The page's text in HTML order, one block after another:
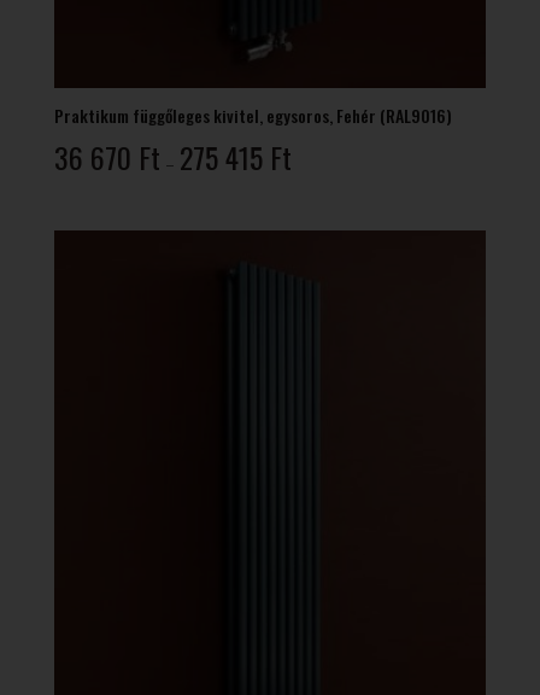
Praktikum függőleges kivitel, egysoros, Fehér (RAL9016)
36 670 Ft – 275 415 Ft36
-